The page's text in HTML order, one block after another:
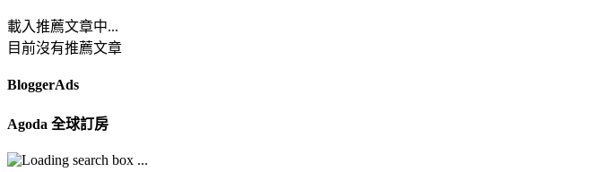
載入推薦文章中...
目前沒有推薦文章
BloggerAds
Agoda 全球訂房